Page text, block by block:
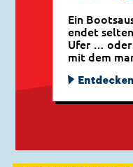
Ein
endet
Ufer … oder
mit dem
Entdecken